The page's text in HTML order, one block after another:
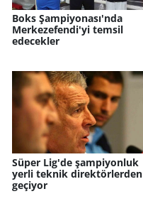
Boks Şampiyonası'nda
Merkezefendi'yi temsil
edecekler
Süper Lig'de şampiyonluk
yerli teknik direktörlerden
geçiyor